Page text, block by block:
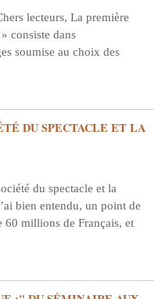
lecteurs, La première
consiste dans
soumise au choix des
DU SPECTACLE ET LA
du spectacle et la
bien entendu, un point de
60 millions de Français, et